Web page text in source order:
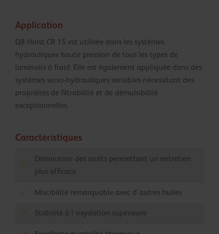
Application
Q8 Holst CR 15 est utilisée dans les systèmes
hydrauliques haute pression de tous les types de
laminoirs à froid. Elle est également appliquée dans des
systèmes servo-hydrauliques sensibles nécessitant des
propriétés de filtrabilité et de démulsibilité
exceptionnelles.
Caractéristiques
Diminution des arrêts permettant un entretien
plus efficace
Miscibilité remarquable avec d’autres huiles
Stabilité à l’oxydation supérieure